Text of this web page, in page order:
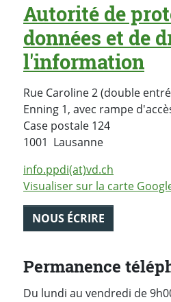
Autorité de
données et de
l'information
Rue Caroline 2 (double
Enning 1, avec rampe
Case postale 124
1001 LausanneSuisse
info.ppdi(at)vd.ch
Visualiser sur la carte
NOUS ÉCRIRE
Permanence
Du lundi au vendredi de